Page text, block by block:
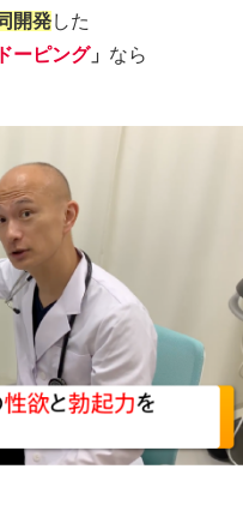
開発した
ーピング」 なら